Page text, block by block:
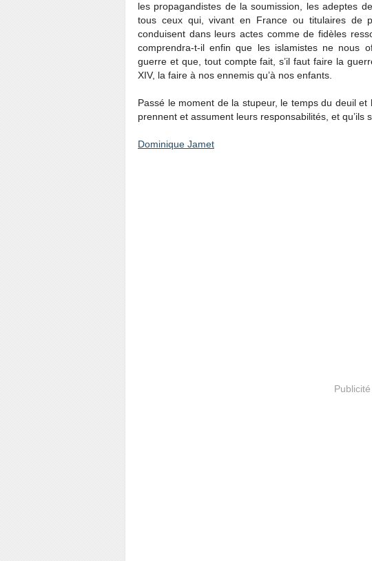
les propagandistes de la soumission, les adeptes
tous ceux qui, vivant en France ou titulaires de
conduisent dans leurs actes comme de fidèles
comprendra-t-il enfin que les islamistes ne nous
guerre et que, tout compte fait, s’il faut faire la
XIV, la faire à nos ennemis qu’à nos enfants.
Passé le moment de la stupeur, le temps du deuil et
prennent et assument leurs responsabilités, et qu’ils
Dominique Jamet
Publicité